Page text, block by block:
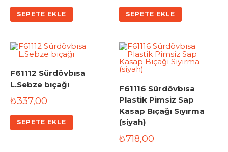
SEPETE EKLE SEPETE EKLE
F61112 Sürdövbısa
L.Sebze bıçağı
₺337,00
SEPETE EKLE
F61116 Sürdövbısa
Plastik Pimsiz Sap
Kasap Bıçağı Sıyırma
(siyah)
₺718,00